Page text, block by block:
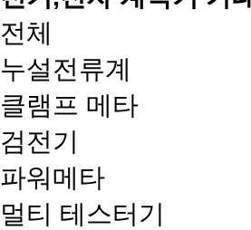
전체
누설전류계
클램프 메타
검전기
파워메타
멀티 테스터기